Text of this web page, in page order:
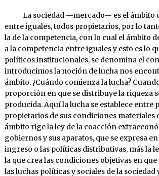
La sociedad —mercado— es el ámbito
entre iguales, todos propietarios, por lo
la de la competencia, con lo cual el ámbito
a la competencia entre iguales y esto es lo
políticos institucionales, se denomina el
introducimos la noción de lucha nos
ámbito. ¿Cuándo comienza la lucha?
proporción en que se distribuye la riqueza
producida. Aquí la lucha se establece entre
propietarios de sus condiciones materiales
ámbito rige la ley de la coacción
gobiernos y sus aparatos, que se expresa
ingreso o las políticas distributivas, más la
la que crea las condiciones objetivas en
las luchas políticas y sociales de la sociedad